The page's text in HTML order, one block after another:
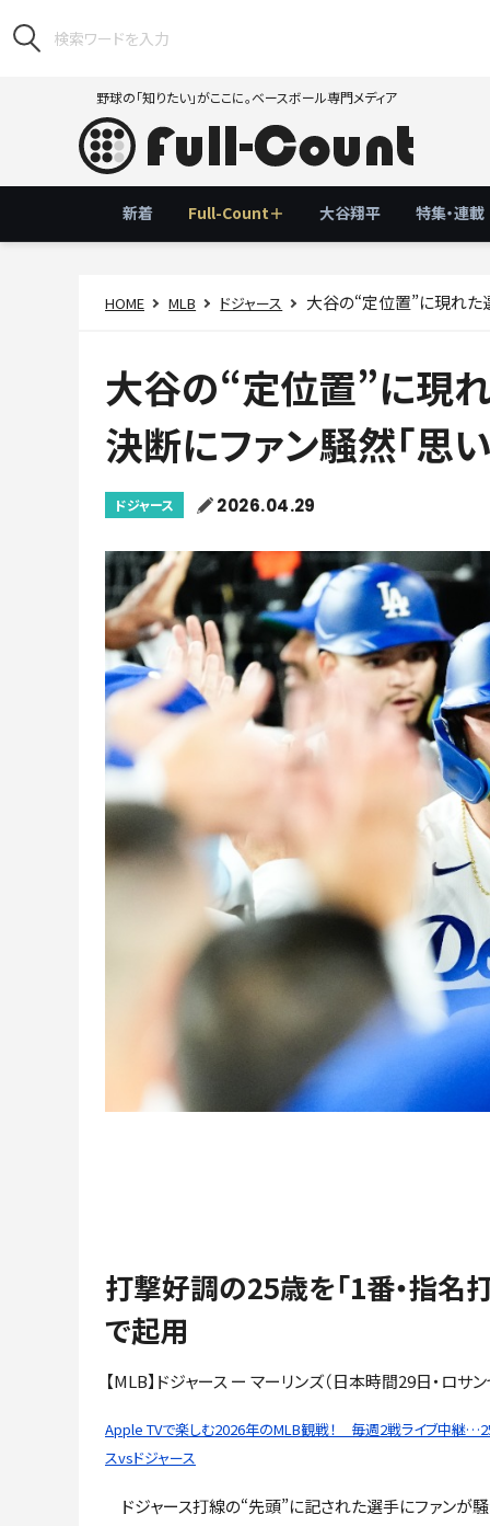
野球の「知りたい」がここに。ベースボール専門メディア
新着 Full-Count＋ 大谷翔平 特集・連載
HOME MLB ドジャース 大谷の“定位置”に現れた
大谷の“定位置”に現
決断にファン騒然「思
ドジャース 2026.04.29
打撃好調の25歳を「1番・指名
で起用
【MLB】ドジャース ー マーリンズ（日本時間29日・ロサン
Apple TVで楽しむ2026年のMLB観戦！ 毎週2戦ライブ中継
スvsドジャース
ドジャース打線の“先頭”に記された選手にファンが